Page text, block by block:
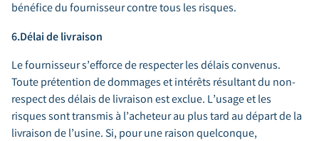
bénéfice du fournisseur contre tous les risques.
6.Délai de livraison
Le fournisseur s’efforce de respecter les délais convenus.
Toute prétention de dommages et intérêts résultant du non-
respect des délais de livraison est exclue. L’usage et les
risques sont transmis à l’acheteur au plus tard au départ de la
livraison de l’usine. Si, pour une raison quelconque,